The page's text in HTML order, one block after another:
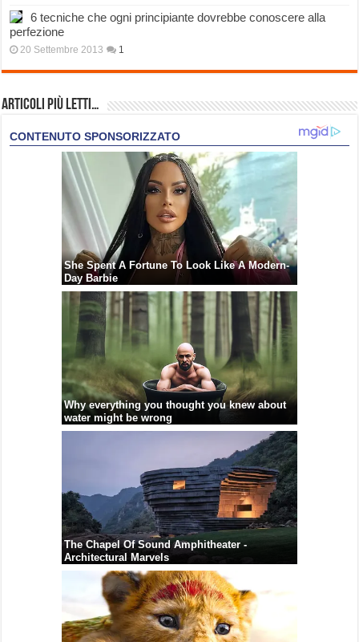
6 tecniche che ogni principiante dovrebbe conoscere alla
perfezione
20 Settembre 2013 1
Articoli più Letti…